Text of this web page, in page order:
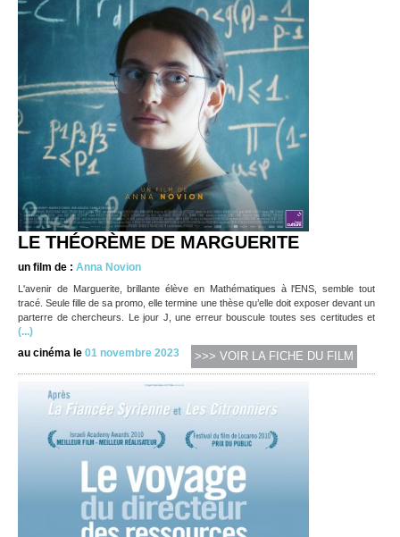
LE THÉORÈME DE MARGUERITE
un film de : Anna Novion
L'avenir de Marguerite, brillante élève en Mathématiques à l'ENS, semble tout
tracé. Seule fille de sa promo, elle termine une thèse qu’elle doit exposer devant un
parterre de chercheurs. Le jour J, une erreur bouscule toutes ses certitudes et
(...)
au cinéma le 01 novembre 2023 >>> VOIR LA FICHE DU FILM